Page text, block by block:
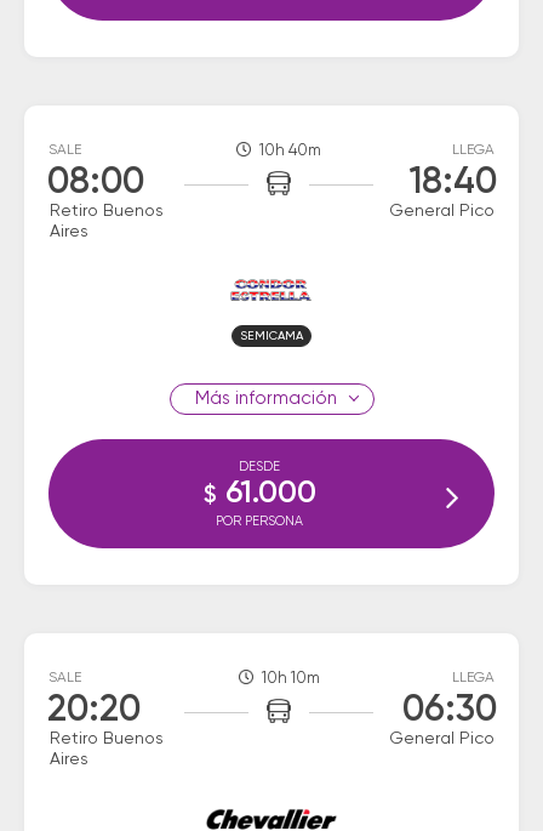
SALE
08:00
Retiro Buenos
Aires
10h 40m LLEGA
18:40
General Pico
SEMICAMA
información
DESDE
$ 61.000
POR PERSONA
SALE
20:20
Retiro Buenos
Aires
10h 10m LLEGA
06:30
General Pico